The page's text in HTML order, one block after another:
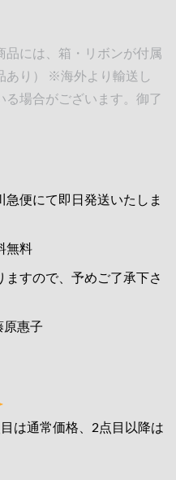
品には、箱・リボンが付属
あり） ※海外より輸送し
場合がございます。御了
便にて即日発送いたしま
無料
すので、予めご了承下さ
原惠子
は通常価格、2点目以降は